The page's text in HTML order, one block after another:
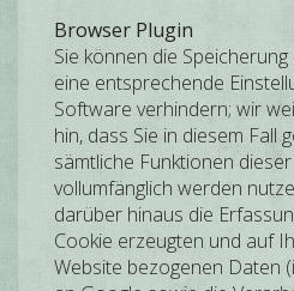
Browser Plugin
Sie können die
eine entsprechende
Software verhindern; wir
hin, dass Sie in diesem Fall
sämtliche Funktionen
vollumfänglich werden
darüber hinaus die
Cookie erzeugten und auf
Website bezogenen Daten